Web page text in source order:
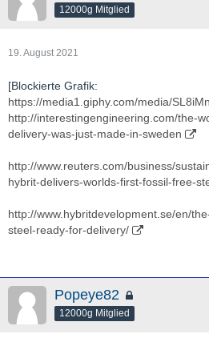
12000g Mitglied
19. August 2021
[Blockierte Grafik:
https://media1.giphy.com/media/
http://interestingengineering.com/the-
delivery-was-just-made-in-sweden
http://www.reuters.com/business/
hybrit-delivers-worlds-first-fossil-free-
http://www.hybritdevelopment.se/en/
steel-ready-for-delivery/
Popeye82
12000g Mitglied